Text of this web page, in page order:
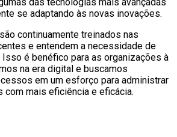
se adaptando às novas inovações.
continuamente treinados nas
e entendem a necessidade de
é benéfico para as organizações à
na era digital e buscamos
em um esforço para administrar
com mais eficiência e eficácia.